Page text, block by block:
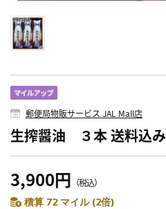
郵便局物販サービス JAL Mall店
生搾醤油 ３本 送料込み
3,900円 （税込）
積算 72 マイル (2倍)